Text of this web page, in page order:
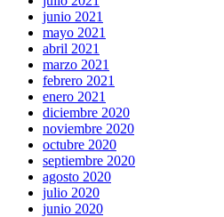
junio 2021
mayo 2021
abril 2021
marzo 2021
febrero 2021
enero 2021
diciembre 2020
noviembre 2020
octubre 2020
septiembre 2020
agosto 2020
julio 2020
junio 2020